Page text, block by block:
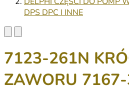
DPS DPC I INNE
7123-261N
ZAWORU